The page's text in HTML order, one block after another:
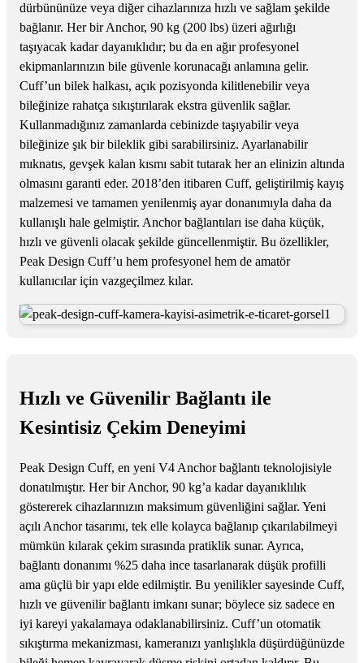
dürbününüze veya diğer cihazlarınıza hızlı ve sağlam şekilde
bağlanır. Her bir Anchor, 90 kg (200 lbs) üzeri ağırlığı
taşıyacak kadar dayanıklıdır; bu da en ağır profesyonel
ekipmanlarınızın bile güvenle korunacağı anlamına gelir.
Cuff’un bilek halkası, açık pozisyonda kilitlenebilir veya
bileğinize rahatça sıkıştırılarak ekstra güvenlik sağlar.
Kullanmadığınız zamanlarda cebinizde taşıyabilir veya
bileğinize şık bir bileklik gibi sarabilirsiniz. Ayarlanabilir
mıknatıs, gevşek kalan kısmı sabit tutarak her an elinizin altında
olmasını garanti eder. 2018’den itibaren Cuff, geliştirilmiş kayış
malzemesi ve tamamen yenilenmiş ayar donanımıyla daha da
kullanışlı hale gelmiştir. Anchor bağlantıları ise daha küçük,
hızlı ve güvenli olacak şekilde güncellenmiştir. Bu özellikler,
Peak Design Cuff’u hem profesyonel hem de amatör
kullanıcılar için vazgeçilmez kılar.
Hızlı ve Güvenilir Bağlantı ile
Kesintisiz Çekim Deneyimi
Peak Design Cuff, en yeni V4 Anchor bağlantı teknolojisiyle
donatılmıştır. Her bir Anchor, 90 kg’a kadar dayanıklılık
göstererek cihazlarınızın maksimum güvenliğini sağlar. Yeni
açılı Anchor tasarımı, tek elle kolayca bağlanıp çıkarılabilmeyi
mümkün kılarak çekim sırasında pratiklik sunar. Ayrıca,
bağlantı donanımı %25 daha ince tasarlanarak düşük profilli
ama güçlü bir yapı elde edilmiştir. Bu yenilikler sayesinde Cuff,
hızlı ve güvenilir bağlantı imkanı sunar; böylece siz sadece en
iyi kareyi yakalamaya odaklanabilirsiniz. Cuff’un otomatik
sıkıştırma mekanizması, kameranızı yanlışlıkla düşürdüğünüzde